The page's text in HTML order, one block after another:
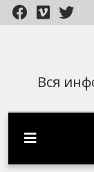
Перейти
к
Вся